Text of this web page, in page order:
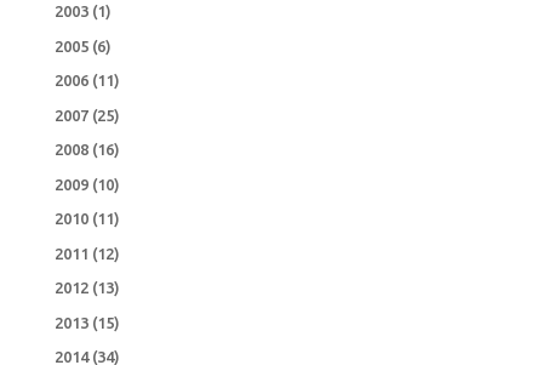
2003(1)
2005(6)
2006(11)
2007(25)
2008(16)
2009(10)
2010(11)
2011 (12)
2012(13)
2013(15)
2014(34)